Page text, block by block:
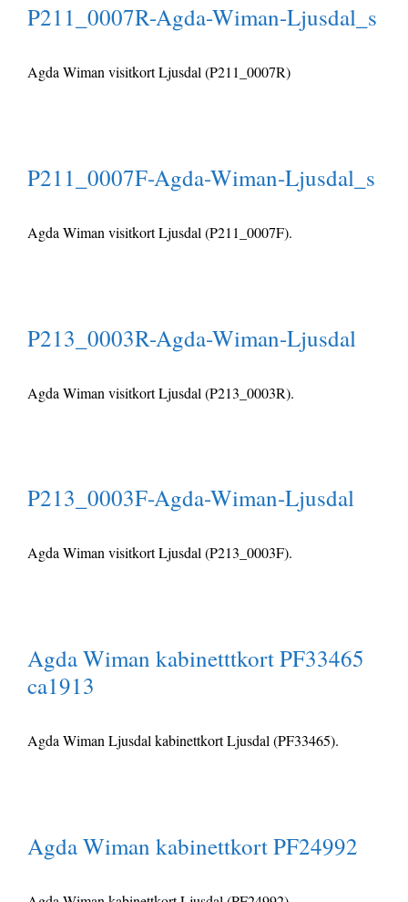
P211_0007R-Agda-Wiman-Ljusdal_s
Agda Wiman visitkort Ljusdal (P211_0007R)
P211_0007F-Agda-Wiman-Ljusdal_s
Agda Wiman visitkort Ljusdal (P211_0007F).
P213_0003R-Agda-Wiman-Ljusdal
Agda Wiman visitkort Ljusdal (P213_0003R).
P213_0003F-Agda-Wiman-Ljusdal
Agda Wiman visitkort Ljusdal (P213_0003F).
Agda Wiman kabinetttkort PF33465
ca1913
Agda Wiman Ljusdal kabinettkort Ljusdal (PF33465).
Agda Wiman kabinettkort PF24992